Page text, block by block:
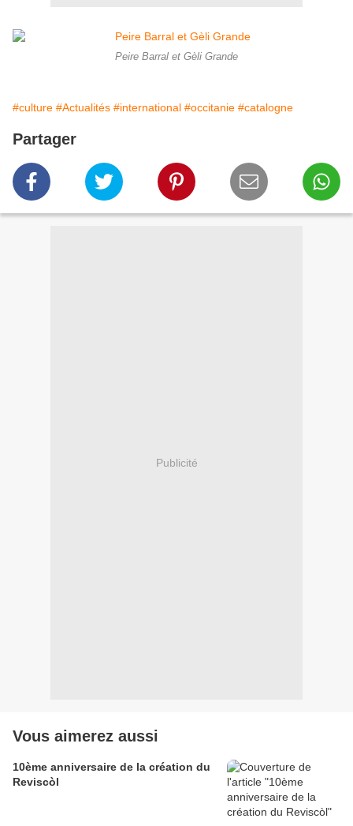
Peire Barral et Gèli Grande
#culture #Actualités #international #occitanie #catalogne
Partager
Publicité
Vous aimerez aussi
10ème anniversaire de la création du
Reviscòl